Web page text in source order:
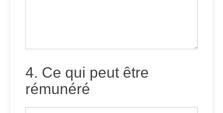
4. Ce qui peut être
rémunéré